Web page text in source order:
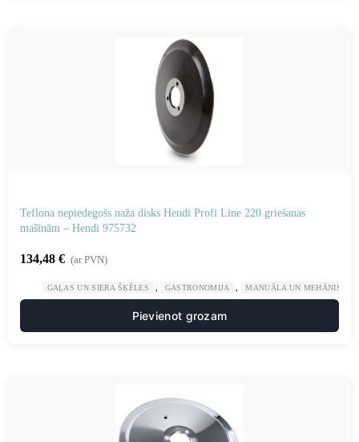
Teflona nepiedegošs naža disks Hendi Profi Line 220 griešanas
mašīnām – Hendi 975732
134,48 € (ar PVN)
GAĻAS UN SIERA ŠĶĒLES GASTRONOMIJA MANUĀLA UN MEHĀNISKA
Pievienot grozam